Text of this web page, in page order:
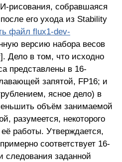
рисования, собравшаяся
его ухода из Stability
файл flux1-dev-
версию набора весов
Дело в том, что исходно
представлены в 16-
запятой, FP16; и
ясное дело) в
объём занимаемой
разумеется, некоторого
работы. Утверждается,
соответствует 16-
следования заданной